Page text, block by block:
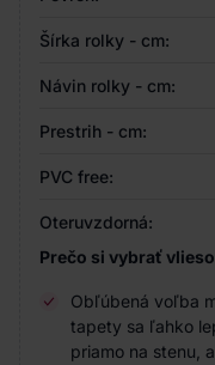
Šírka rolky - cm:
Návin rolky - cm:
Prestrih - cm:
PVC free:
Oteruvzdorná:
Prečo si vybrať
Obľúbená voľba
tapety sa ľahko
priamo na stenu,